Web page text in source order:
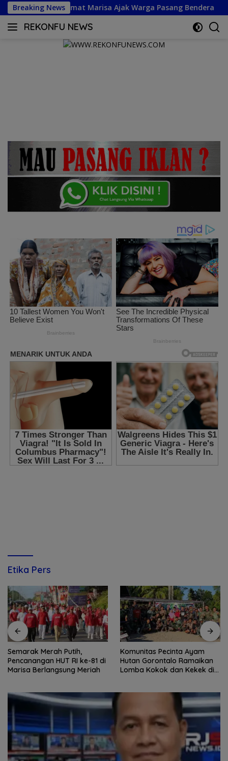
Langsung
ke
konten
Breaking News
Ajak Warga Pasang Bendera Semarak Merah Putih,
REKONFU NEWS
Tegas,
Etika Pers
Semarak Merah Putih,
Pencanangan HUT RI ke-81 di
Marisa Berlangsung Meriah
Komunitas Pecinta Ayam
Hutan Gorontalo Ramaikan
Lomba Kokok dan Kekek di